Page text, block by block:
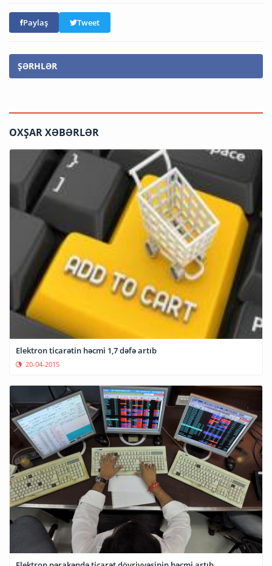
Paylaş Tweet
ŞƏRHLƏR
OXŞAR XƏBƏRLƏR
Elektron ticarətin həcmi 1,7 dəfə artıb
20-04-2015